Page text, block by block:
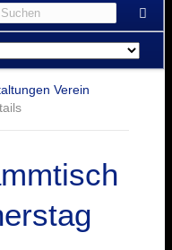
Verein